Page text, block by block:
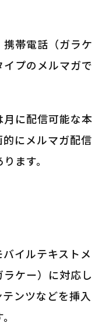
帯電話（ガラケ
プのメルマガで
に配信可能な本
にメルマガ配信
ます。
イルテキストメ
ケー）に対応し
ンツなどを挿入